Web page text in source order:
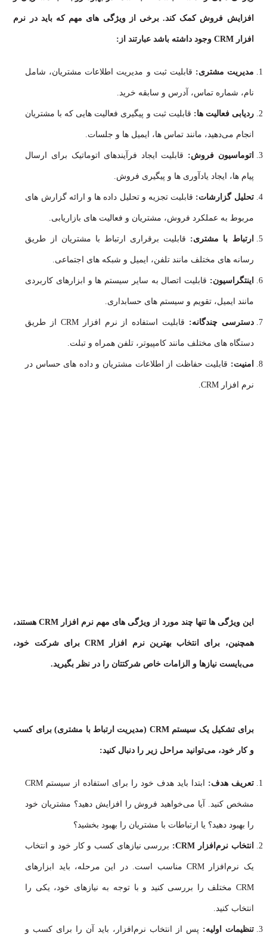
افزایش فروش کمک کند. برخی از ویژگی های مهم که باید در نرم
افزار CRM وجود داشته باشد عبارتند از:
مدیریت مشتری: قابلیت ثبت و مدیریت اطلاعات مشتریان، شامل
نام، شماره تماس، آدرس و سابقه خرید.
ردیابی فعالیت ها: قابلیت ثبت و پیگیری فعالیت هایی که با مشتریان
انجام می‌دهید، مانند تماس ها، ایمیل ها و جلسات.
اتوماسیون فروش: قابلیت ایجاد فرآیندهای اتوماتیک برای ارسال
پیام ها، ایجاد یادآوری ها و پیگیری فروش.
تحلیل گزارشات: قابلیت تجزیه و تحلیل داده ها و ارائه گزارش های
مربوط به عملکرد فروش، مشتریان و فعالیت های بازاریابی.
ارتباط با مشتری: قابلیت برقراری ارتباط با مشتریان از طریق
رسانه های مختلف مانند تلفن، ایمیل و شبکه های اجتماعی.
اینتگراسیون: قابلیت اتصال به سایر سیستم ها و ابزارهای کاربردی
مانند ایمیل، تقویم و سیستم های حسابداری.
دسترسی چندگانه: قابلیت استفاده از نرم افزار CRM از طریق
دستگاه های مختلف مانند کامپیوتر، تلفن همراه و تبلت.
امنیت: قابلیت حفاظت از اطلاعات مشتریان و داده های حساس در
نرم افزار CRM.
این ویژگی ها تنها چند مورد از ویژگی های مهم نرم افزار CRM هستند،
همچنین، برای انتخاب بهترین نرم افزار CRM برای شرکت خود،
می‌بایست نیازها و الزامات خاص شرکتتان را در نظر بگیرید.
برای تشکیل یک سیستم CRM (مدیریت ارتباط با مشتری) برای کسب
و کار خود، می‌توانید مراحل زیر را دنبال کنید:
تعریف هدف: ابتدا باید هدف خود را برای استفاده از سیستم CRM
مشخص کنید. آیا می‌خواهید فروش را افزایش دهید؟ مشتریان خود
را بهبود دهید؟ یا ارتباطات با مشتریان را بهبود بخشید؟
انتخاب نرم‌افزار CRM: بررسی نیازهای کسب و کار خود و انتخاب
یک نرم‌افزار CRM مناسب است. در این مرحله، باید ابزارهای
CRM مختلف را بررسی کنید و با توجه به نیازهای خود، یکی را
انتخاب کنید.
تنظیمات اولیه: پس از انتخاب نرم‌افزار، باید آن را برای کسب و